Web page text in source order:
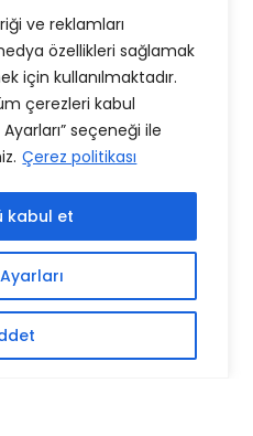
ve reklamları
özellikleri sağlamak
için kullanılmaktadır.
çerezleri kabul
seçeneği ile
Çerez politikası
kabul et
Derneği